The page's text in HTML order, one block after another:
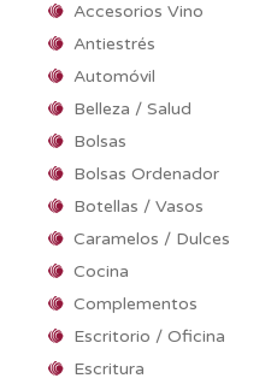
Accesorios Vino
Antiestrés
Automóvil
Belleza / Salud
Bolsas
Bolsas Ordenador
Botellas / Vasos
Caramelos / Dulces
Cocina
Complementos
Escritorio / Oficina
Escritura